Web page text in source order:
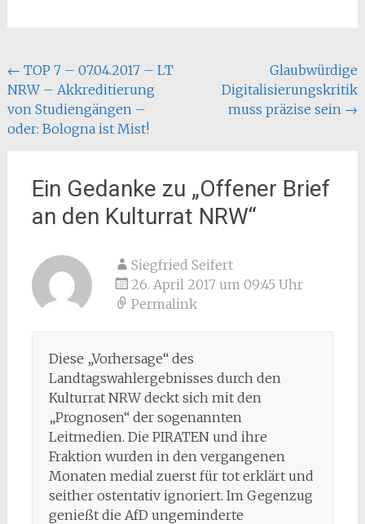
Beitragsnavigation
← TOP 7 – 07.04.2017 – LT
NRW – Akkreditierung
von Studiengängen –
oder: Bologna ist Mist!
Glaubwürdige
Digitalisierungskritik
muss präzise sein →
Ein Gedanke zu „Offener Brief
an den Kulturrat NRW“
Siegfried Seifert
26. April 2017 um 09:45 Uhr
Permalink
Diese „Vorhersage“ des
Landtagswahlergebnisses durch den
Kulturrat NRW deckt sich mit den
„Prognosen“ der sogenannten
Leitmedien. Die PIRATEN und ihre
Fraktion wurden in den vergangenen
Monaten medial zuerst für tot erklärt und
seither ostentativ ignoriert. Im Gegenzug
genießt die AfD ungeminderte